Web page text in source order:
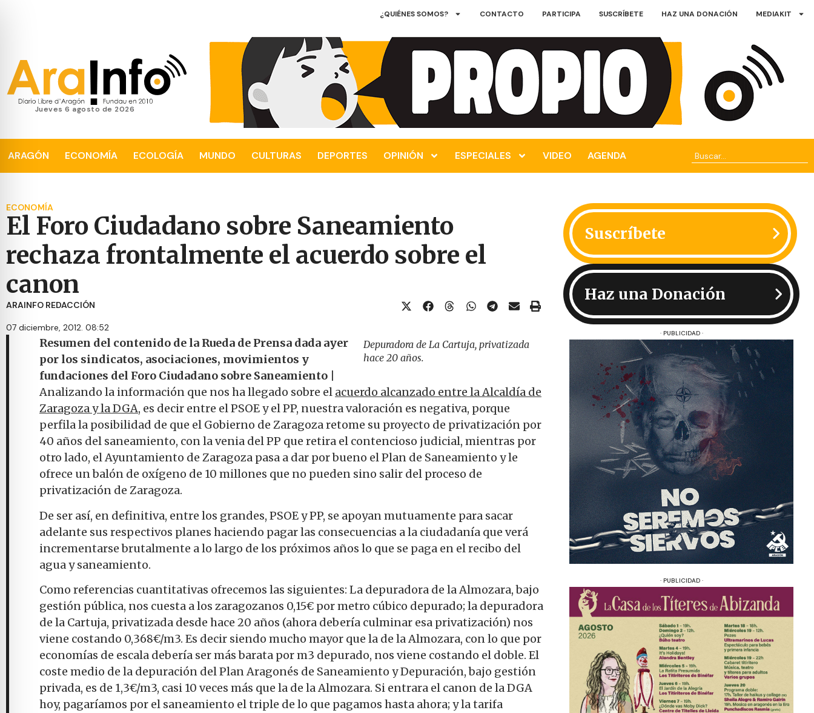
¿QUIÉNES SOMOS? CONTACTO PARTICIPA SUSCRÍBETE HAZ UNA DONACIÓN MEDIAKIT
jueves 6 agosto de 2026
ARAGÓN ECONOMÍA ECOLOGÍA MUNDO CULTURAS DEPORTES OPINIÓN ESPECIALES VIDEO AGENDA
ECONOMÍA
El Foro Ciudadano sobre Saneamiento
rechaza frontalmente el acuerdo sobre el
canon
ARAINFO REDACCIÓN
07 diciembre, 2012. 08:52
Depuradora de La Cartuja, privatizada
hace 20 años.
Resumen del contenido de la Rueda de Prensa dada ayer
por los sindicatos, asociaciones, movimientos y
fundaciones del Foro Ciudadano sobre Saneamiento |
Analizando la información que nos ha llegado sobre el acuerdo alcanzado entre la Alcaldía de
Zaragoza y la DGA, es decir entre el PSOE y el PP, nuestra valoración es negativa, porque
perfila la posibilidad de que el Gobierno de Zaragoza retome su proyecto de privatización por
40 años del saneamiento, con la venia del PP que retira el contencioso judicial, mientras por
otro lado, el Ayuntamiento de Zaragoza pasa a dar por bueno el Plan de Saneamiento y le
ofrece un balón de oxígeno de 10 millones que no pueden sino salir del proceso de
privatización de Zaragoza.
De ser así, en definitiva, entre los grandes, PSOE y PP, se apoyan mutuamente para sacar
adelante sus respectivos planes haciendo pagar las consecuencias a la ciudadanía que verá
incrementarse brutalmente a lo largo de los próximos años lo que se paga en el recibo del
agua y saneamiento.
Como referencias cuantitativas ofrecemos las siguientes: La depuradora de la Almozara, bajo
gestión pública, nos cuesta a los zaragozanos 0,15€ por metro cúbico depurado; la depuradora
de la Cartuja, privatizada desde hace 20 años (ahora debería culminar esa privatización) nos
viene costando 0,368€/m3. Es decir siendo mucho mayor que la de la Almozara, con lo que por
economías de escala debería ser más barata por m3 depurado, nos viene costando el doble. El
coste medio de la depuración del Plan Aragonés de Saneamiento y Depuración, bajo gestión
privada, es de 1,3€/m3, casi 10 veces más que la de la Almozara. Si entrara el canon de la DGA
hoy, pagaríamos por el saneamiento el triple de lo que pagamos hasta ahora; y la tarifa
Suscríbete
Haz una Donación
· PUBLICIDAD ·
· PUBLICIDAD ·